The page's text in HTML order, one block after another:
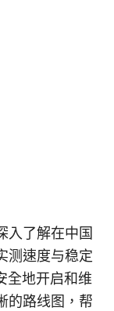
入了解在中国
测速度与稳定
全地开启和维
的路线图，帮